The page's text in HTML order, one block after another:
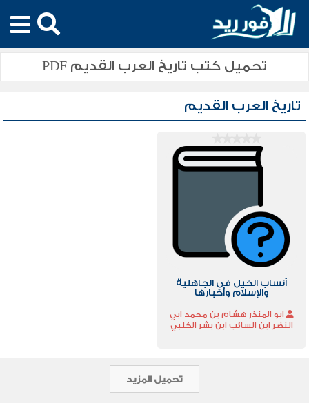
تحميل كتب تاريخ العرب القديم PDF
تاريخ العرب القديم
أنساب الخيل في الجاهلية
والإسلام وأخبارها
ابو المنذر هشام بن محمد ابي
النضر ابن السائب ابن بشر الكلبي
تحميل المزيد